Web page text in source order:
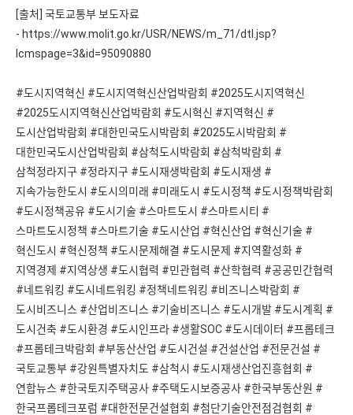
[출처] 국토교통부 보도자료
- https://www.molit.go.kr/USR/NEWS/m_71/dtl.jsp?
lcmspage=3&id=95090880
#도시지역혁신 #도시지역혁신산업박람회 #2025도시지역혁신
#2025도시지역혁신산업박람회 #도시혁신 #지역혁신 #
도시산업박람회 #대한민국도시박람회 #2025도시박람회 #
대한민국도시산업박람회 #삼척도시박람회 #삼척박람회 #
삼척정라지구 #정라지구 #도시재생박람회 #도시재생 #
지속가능한도시 #도시의미래 #미래도시 #도시정책 #도시정책박람회
#도시정책공유 #도시기술 #스마트도시 #스마트시티 #
스마트도시정책 #스마트기술 #도시산업 #혁신산업 #혁신기술 #
혁신도시 #혁신정책 #도시문제해결 #도시문제 #지역활성화 #
지역경제 #지역상생 #도시협력 #민관협력 #산학협력 #공공민간협력
#네트워킹 #도시네트워킹 #정책네트워킹 #비즈니스박람회 #
도시비즈니스 #산업비즈니스 #기술비즈니스 #도시개발 #도시계획 #
도시건축 #도시환경 #도시인프라 #생활SOC #도시데이터 #프롭테크
#프롭테크박람회 #부동산산업 #도시건설 #건설산업 #전문건설 #
국토교통부 #강원특별자치도 #삼척시 #도시재생산업진흥협회 #
연합뉴스 #한국토지주택공사 #주택도시보증공사 #한국부동산원 #
한국프롭테크포럼 #대한전문건설협회 #첨단기술안전점검협회 #